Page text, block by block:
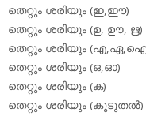
തെറ്റും ശരിയും (ഇ,ഈ)
തെറ്റും ശരിയും (ഉ, ഊ, ഋ)
തെറ്റും ശരിയും
തെറ്റും ശരിയും (ഒ,ഓ)
തെറ്റും ശരിയും (ക)
തെറ്റും ശരിയും (കൂടുതല്‍)